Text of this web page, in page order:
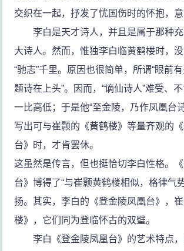
交织在一起，抒发了忧国伤时的怀抱，意
李白是天才诗人，并且是属于那种充
大诗人。然而，惟独李白临黄鹤楼时，没
“驰志”千里。原因也很简单，所谓“眼前
题诗在上头”。因而，“谪仙诗人”难受、
一比高低；于是他“至金陵，乃作凤凰台
写出可与崔颢的《黄鹤楼》等量齐观的
台》时，才肯罢休。
这虽然是传言，但也挺恰切李白性格。
台》博得了“与崔颢黄鹤楼相似，格律气
扬。其实，李白的《登金陵凤凰台》，
楼》，它们同为登临怀古的双璧。
李白《登金陵凤凰台》的艺术特点，